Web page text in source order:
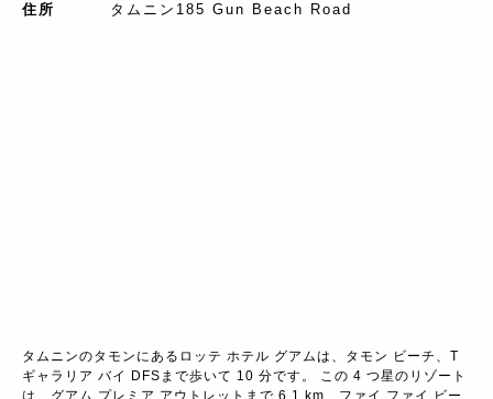
住所 タムニン185 Gun Beach Road
タムニンのタモンにあるロッテ ホテル グアムは、タモン ビーチ、T
ギャラリア バイ DFSまで歩いて 10 分です。 この 4 つ星のリゾート
は、グアム プレミア アウトレットまで 6.1 km、ファイ ファイ ビー